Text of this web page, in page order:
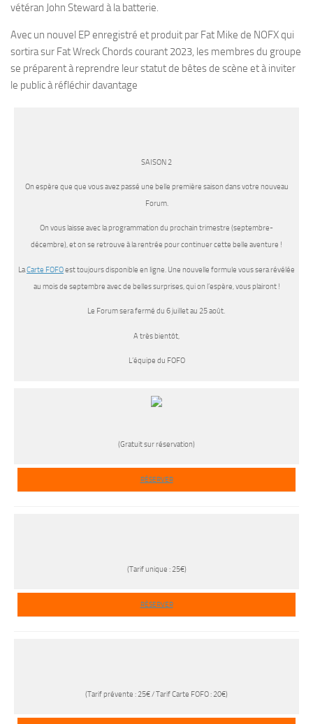
vétéran John Steward à la batterie.
Avec un nouvel EP enregistré et produit par Fat Mike de NOFX qui
sortira sur Fat Wreck Chords courant 2023, les membres du groupe
se préparent à reprendre leur statut de bêtes de scène et à inviter
le public à réfléchir davantage
SAISON 2
On espère que que vous avez passé une belle première saison dans votre nouveau
Forum.
On vous laisse avec la programmation du prochain trimestre (septembre-
décembre), et on se retrouve à la rentrée pour continuer cette belle aventure !
LaCarte FOFOest toujours disponible en ligne. Une nouvelle formule vous sera révélée
au mois de septembre avec de belles surprises, qui on l’espère, vous plairont !
Le Forum sera fermé du 6 juillet au 25 août.
A très bientôt,
L’équipe du FOFO
(Gratuit sur réservation)
RÉSERVER
(Tarif unique : 25€)
RÉSERVER
(Tarif prévente : 25€ / Tarif Carte FOFO : 20€)